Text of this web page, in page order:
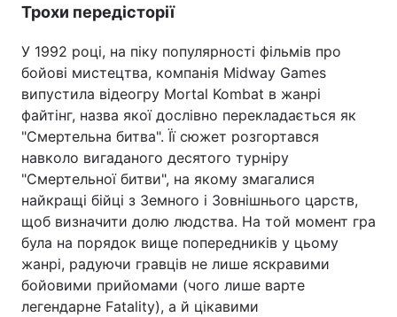
Трохи передісторії
У 1992 році, на піку популярності фільмів про
бойові мистецтва, компанія Midway Games
випустила відеогру Mortal Kombat в жанрі
файтінг, назва якої дослівно перекладається як
"Смертельна битва". Її сюжет розгортався
навколо вигаданого десятого турніру
"Смертельної битви", на якому змагалися
найкращі бійці з Земного і Зовнішнього царств,
щоб визначити долю людства. На той момент гра
була на порядок вище попередників у цьому
жанрі, радуючи гравців не лише яскравими
бойовими прийомами (чого лише варте
легендарне Fatality), а й цікавими